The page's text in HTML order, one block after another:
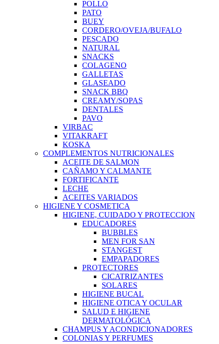
POLLO
PATO
BUEY
CORDERO/OVEJA/BUFALO
PESCADO
NATURAL
SNACKS
COLAGENO
GALLETAS
GLASEADO
SNACK BBQ
CREAMY/SOPAS
DENTALES
PAVO
VIRBAC
VITAKRAFT
KOSKA
COMPLEMENTOS NUTRICIONALES
ACEITE DE SALMON
CAÑAMO Y CALMANTE
FORTIFICANTE
LECHE
ACEITES VARIADOS
HIGIENE Y COSMETICA
HIGIENE, CUIDADO Y PROTECCION
EDUCADORES
BUBBLES
MEN FOR SAN
STANGEST
EMPAPADORES
PROTECTORES
CICATRIZANTES
SOLARES
HIGIENE BUCAL
HIGIENE OTICA Y OCULAR
SALUD E HIGIENE
DERMATOLÓGICA
CHAMPUS Y ACONDICIONADORES
COLONIAS Y PERFUMES